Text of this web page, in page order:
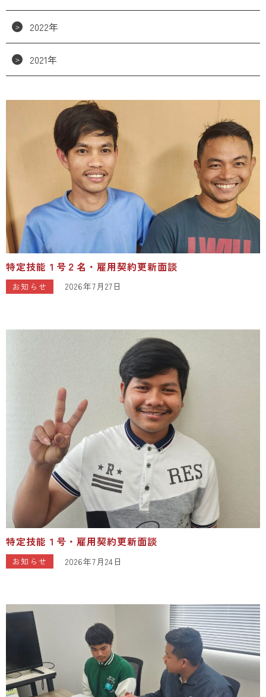
2022年
2021年
特定技能１号２名・雇用契約更新面談
お知らせ 2026年7月27日
特定技能１号・雇用契約更新面談
お知らせ 2026年7月24日